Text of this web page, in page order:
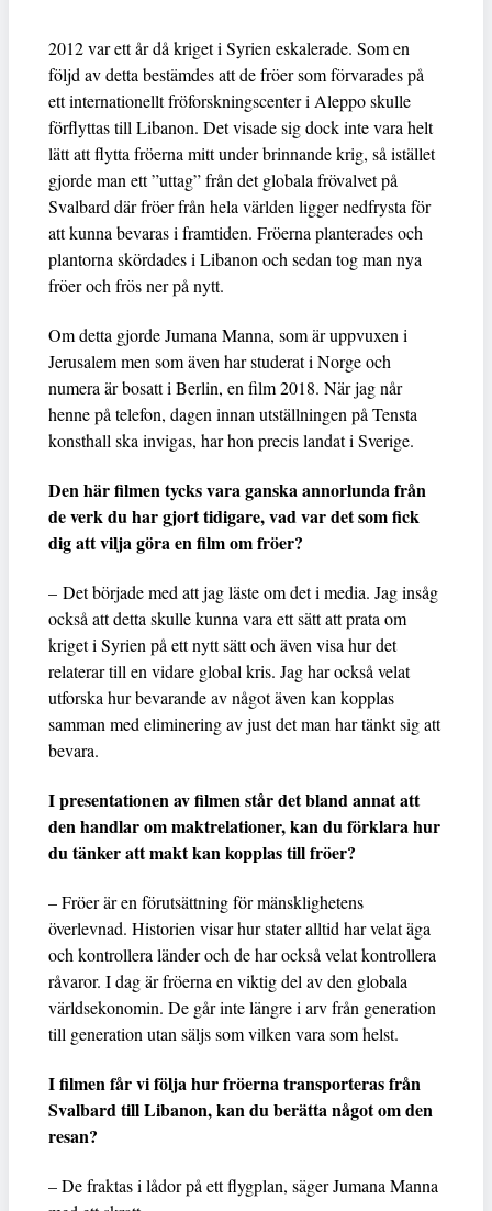
2012 var ett år då kriget i Syrien eskalerade. Som en
följd av detta bestämdes att de fröer som förvarades på
ett internationellt fröforskningscenter i Aleppo skulle
förflyttas till Libanon. Det visade sig dock inte vara helt
lätt att flytta fröerna mitt under brinnande krig, så istället
gjorde man ett ”uttag” från det globala frövalvet på
Svalbard där fröer från hela världen ligger nedfrysta för
att kunna bevaras i framtiden. Fröerna planterades och
plantorna skördades i Libanon och sedan tog man nya
fröer och frös ner på nytt.
Om detta gjorde Jumana Manna, som är uppvuxen i
Jerusalem men som även har studerat i Norge och
numera är bosatt i Berlin, en film 2018. När jag når
henne på telefon, dagen innan utställningen på Tensta
konsthall ska invigas, har hon precis landat i Sverige.
Den här filmen tycks vara ganska annorlunda från
de verk du har gjort tidigare, vad var det som fick
dig att vilja göra en film om fröer?
– Det började med att jag läste om det i media. Jag insåg
också att detta skulle kunna vara ett sätt att prata om
kriget i Syrien på ett nytt sätt och även visa hur det
relaterar till en vidare global kris. Jag har också velat
utforska hur bevarande av något även kan kopplas
samman med eliminering av just det man har tänkt sig att
bevara.
I presentationen av filmen står det bland annat att
den handlar om maktrelationer, kan du förklara hur
du tänker att makt kan kopplas till fröer?
– Fröer är en förutsättning för mänsklighetens
överlevnad. Historien visar hur stater alltid har velat äga
och kontrollera länder och de har också velat kontrollera
råvaror. I dag är fröerna en viktig del av den globala
världsekonomin. De går inte längre i arv från generation
till generation utan säljs som vilken vara som helst.
I filmen får vi följa hur fröerna transporteras från
Svalbard till Libanon, kan du berätta något om den
resan?
– De fraktas i lådor på ett flygplan, säger Jumana Manna